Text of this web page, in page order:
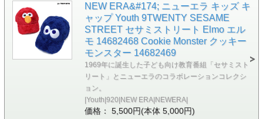
NEW ERA&#174; ニューエラ キッズ キ
ャップ Youth 9TWENTY SESAME
STREET セサミストリート Elmo エル
モ 14682468 Cookie Monster クッキー
モンスター 14682469
1969年に誕生した子ども向け教育番組「セサミスト
リート」とニューエラのコラボレーションコレクシ
ョン。
|Youth|920|NEW ERA|NEWERA|
価格： 5,500円(本体 5,000円)